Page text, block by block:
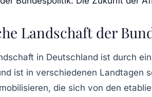
Landschaft der
in Deutschland ist durch
ist in verschiedenen Landtagen
die sich von den